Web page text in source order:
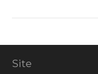
Site